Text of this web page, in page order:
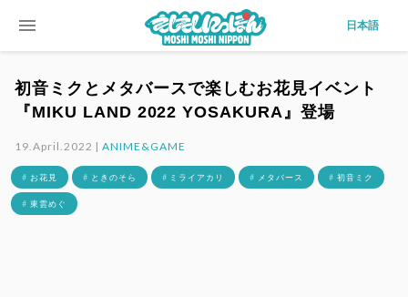
menu 日本語
初音ミクとメタバースで楽しむお花見イベント
『MIKU LAND 2022 YOSAKURA』登場
19.April.2022 |ANIME&GAME
# お花見 # ときのそら # ミライアカリ # メタバース # 初音ミク
# 東雲めぐ